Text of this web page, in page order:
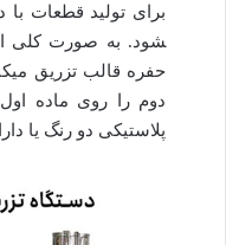
برای تولید قطعات
شود. به صورت کلی
حفره قالب تزریق
دوم را روی ماده
پلاستیکی دو رنگ یا